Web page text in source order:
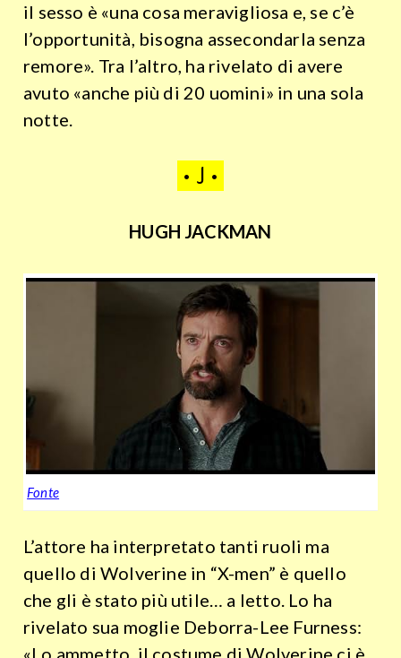
il sesso è «una cosa meravigliosa e, se c’è
l’opportunità, bisogna assecondarla senza
remore». Tra l’altro, ha rivelato di avere
avuto «anche più di 20 uomini» in una sola
notte.
• J •
HUGH JACKMAN
Fonte
L’attore ha interpretato tanti ruoli ma
quello di Wolverine in “X-men” è quello
che gli è stato più utile… a letto. Lo ha
rivelato sua moglie Deborra-Lee Furness: